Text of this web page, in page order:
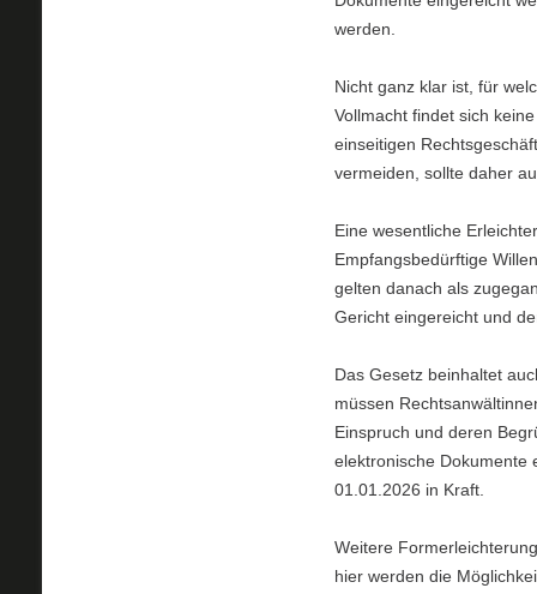
werden.
Nicht ganz klar ist, für
Vollmacht findet sich
einseitigen
vermeiden, sollte daher
Eine wesentliche
Empfangsbedürftige
gelten danach als
Gericht eingereicht und
Das Gesetz beinhaltet
müssen
Einspruch und deren
elektronische Dokumente
01.01.2026 in Kraft.
Weitere
hier werden die